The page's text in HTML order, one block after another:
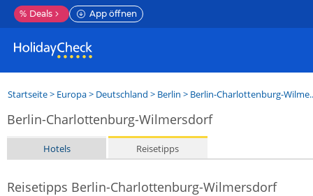
% Deals App öffnen
Startseite> Europa> Deutschland > Berlin > Berlin-Charlottenburg-
Berlin-Charlottenburg-Wilmersdorf
Hotels Reisetipps
Reisetipps Berlin-Charlottenburg-Wilmersdorf